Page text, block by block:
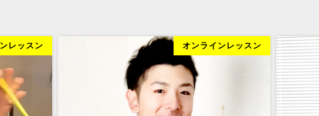
レッスン オンラインレッスン